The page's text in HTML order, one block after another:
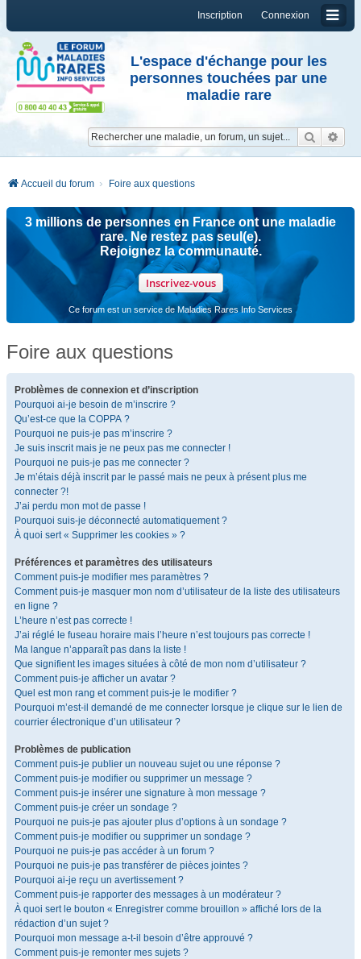
Connexion
Inscription
L'espace d'échange pour les
personnes touchées par une
maladie rare
Accueil du forum Foire aux questions
3 millions de personnes en France ont une maladie
rare. Ne restez pas seul(e).
Rejoignez la communauté.
Inscrivez-vous
Ce forum est un service de Maladies Rares Info Services
Foire aux questions
Problèmes de connexion et d’inscription
Pourquoi ai-je besoin de m’inscrire ?
Qu’est-ce que la COPPA ?
Pourquoi ne puis-je pas m’inscrire ?
Je suis inscrit mais je ne peux pas me connecter !
Pourquoi ne puis-je pas me connecter ?
Je m’étais déjà inscrit par le passé mais ne peux à présent plus me
connecter ?!
J’ai perdu mon mot de passe !
Pourquoi suis-je déconnecté automatiquement ?
À quoi sert « Supprimer les cookies » ?
Préférences et paramètres des utilisateurs
Comment puis-je modifier mes paramètres ?
Comment puis-je masquer mon nom d’utilisateur de la liste des utilisateurs
en ligne ?
L’heure n’est pas correcte !
J’ai réglé le fuseau horaire mais l’heure n’est toujours pas correcte !
Ma langue n’apparaît pas dans la liste !
Que signifient les images situées à côté de mon nom d’utilisateur ?
Comment puis-je afficher un avatar ?
Quel est mon rang et comment puis-je le modifier ?
Pourquoi m’est-il demandé de me connecter lorsque je clique sur le lien de
courrier électronique d’un utilisateur ?
Problèmes de publication
Comment puis-je publier un nouveau sujet ou une réponse ?
Comment puis-je modifier ou supprimer un message ?
Comment puis-je insérer une signature à mon message ?
Comment puis-je créer un sondage ?
Pourquoi ne puis-je pas ajouter plus d’options à un sondage ?
Comment puis-je modifier ou supprimer un sondage ?
Pourquoi ne puis-je pas accéder à un forum ?
Pourquoi ne puis-je pas transférer de pièces jointes ?
Pourquoi ai-je reçu un avertissement ?
Comment puis-je rapporter des messages à un modérateur ?
À quoi sert le bouton « Enregistrer comme brouillon » affiché lors de la
rédaction d’un sujet ?
Pourquoi mon message a-t-il besoin d’être approuvé ?
Comment puis-je remonter mes sujets ?